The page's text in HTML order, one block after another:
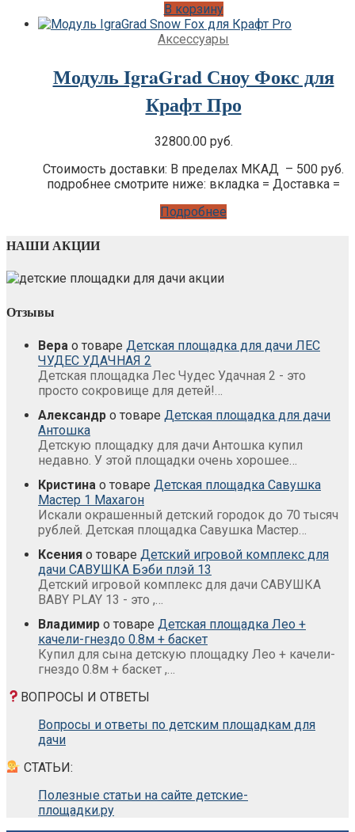
В корзину
Аксессуары
Модуль IgraGrad Сноу Фокс для
Крафт Про
32800.00 руб.
Стоимость доставки: В пределах МКАД – 500 руб.
подробнее смотрите ниже: вкладка = Доставка =
Подробнее
НАШИ АКЦИИ
Отзывы
Вера о товаре Детская площадка для дачи ЛЕС
ЧУДЕС УДАЧНАЯ 2
Детская площадка Лес Чудес Удачная 2 - это
просто сокровище для детей!…
Александр о товаре Детская площадка для дачи
Антошка
Детскую площадку для дачи Антошка купил
недавно. У этой площадки очень хорошее…
Кристина о товаре Детская площадка Савушка
Мастер 1 Махагон
Искали окрашенный детский городок до 70 тысяч
рублей. Детская площадка Савушка Мастер…
Ксения о товаре Детский игровой комплекс для
дачи САВУШКА Бэби плэй 13
Детский игровой комплекс для дачи САВУШКА
BABY PLAY 13 - это ,…
Владимир о товаре Детская площадка Лео +
качели-гнездо 0.8м + баскет
Купил для сына детскую площадку Лео + качели-
гнездо 0.8м + баскет ,…
ВОПРОСЫ И ОТВЕТЫ
Вопросы и ответы по детским площадкам для
дачи
СТАТЬИ:
Полезные статьи на сайте детские-
площадки.ру